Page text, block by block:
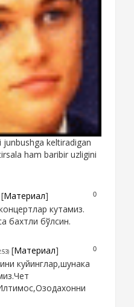
keltiradigan
ham baribir uzligini
0
[Материал]
кутамиз.
бахтли бўлсин.
0
[Материал]
куйинглар,шунака